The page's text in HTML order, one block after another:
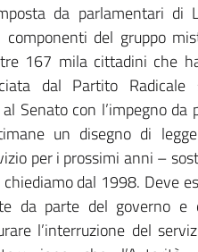
da parlamentari di
del gruppo
167 mila cittadini che
dal Partito Radicale
Senato con l’impegno da
un disegno di
per i prossimi anni –
dal 1998. Deve
da parte del governo e
l’interruzione del